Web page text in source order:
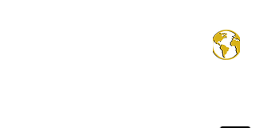
Wiliam e o Mund